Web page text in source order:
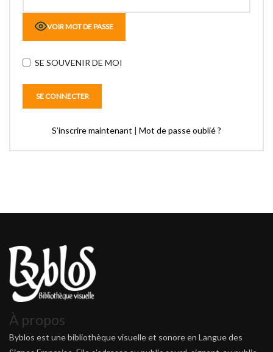
VOIR MOT DE PASSE
SE SOUVENIR DE MOI
S’inscrire maintenant | Mot de passe oublié ?
À propos
Byblos est une bibliothèque visuelle et sonore en Langue des